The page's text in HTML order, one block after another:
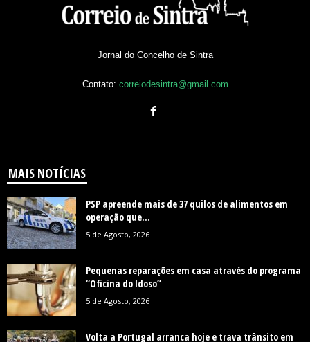
Jornal do Concelho de Sintra
Contato: correiodesintra@gmail.com
MAIS NOTÍCIAS
PSP apreende mais de 37 quilos de alimentos em
operação que...
5 de Agosto, 2026
Pequenas reparações em casa através do programa
“Oficina do Idoso”
5 de Agosto, 2026
Volta a Portugal arranca hoje e trava trânsito em